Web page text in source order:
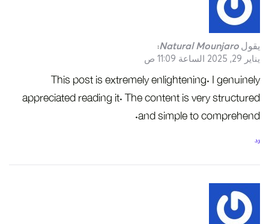
يقول Natural Mounjaro
:
يناير 29, 2025 الساعة 11:09 ص
This post is extremely enlightening. I genuinely
appreciated reading it. The content is very structured
and simple to comprehend.
رد